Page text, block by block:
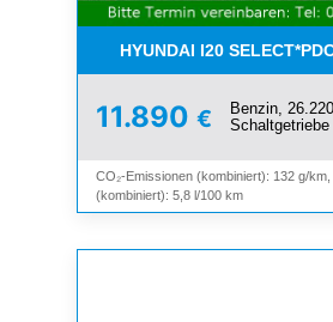
HYUNDAI I20
11.890 €
Benzin,
Schaltgetriebe
CO₂-Emissionen (kombiniert): 132 g/
(kombiniert): 5,8 l/100 km